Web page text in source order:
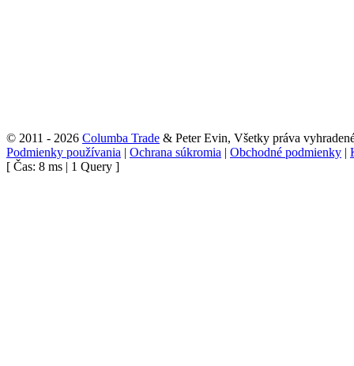
© 2011 - 2026 Columba Trade & Peter Evin, Všetky práva
Podmienky používania | Ochrana súkromia | Obchodné podmienky |
[ Čas: 8 ms | 1 Query ]